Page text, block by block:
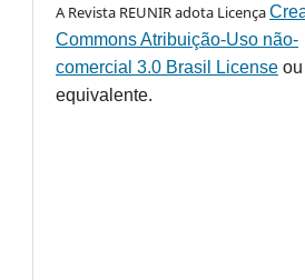
A Revista REUNIR adota Licença
Commons Atribuição-Uso não-
comercial 3.0 Brasil License
equivalente.